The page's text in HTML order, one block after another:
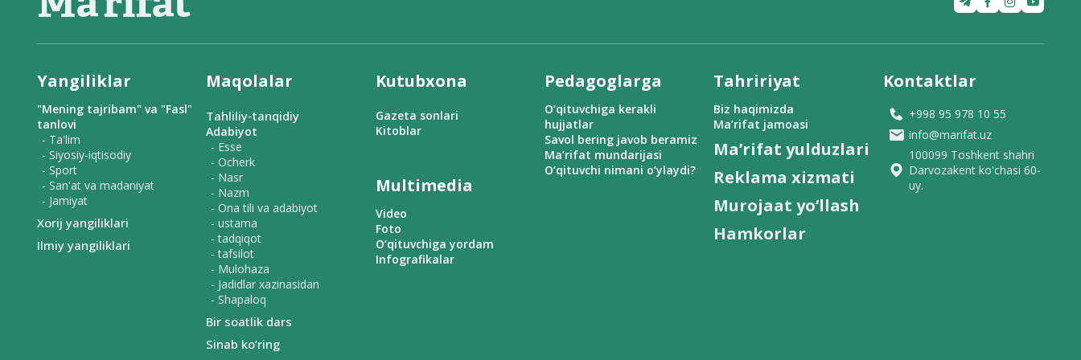
Yangiliklar
"Mening tajribam" va "Fasl"
tanlovi
- Ta'lim
- Siyosiy-iqtisodiy
- Sport
- San'at va madaniyat
- Jamiyat
Xorij yangiliklari
Ilmiy yangiliklari
Maqolalar
Tahliliy-tanqidiy
Adabiyot
- Esse
- Ocherk
- Nasr
- Nazm
- Ona tili va adabiyot
- ustama
- tadqiqot
- tafsilot
- Mulohaza
- Jadidlar xazinasidan
- Shapaloq
Bir soatlik dars
Sinab ko‘ring
Kutubxona
Gazeta sonlari
Kitoblar
Multimedia
Video
Foto
O‘qituvchiga yordam
Infografikalar
Pedagoglarga
O‘qituvchiga kerakli
hujjatlar
Savol bering javob beramiz
Ma’rifat mundarijasi
O‘qituvchi nimani o‘ylaydi?
Tahririyat
Biz haqimizda
Ma’rifat jamoasi
Ma’rifat yulduzlari
Reklama xizmati
Murojaat yo‘llash
Hamkorlar
Kontaktlar
+998 95 978 10 55
info@marifat.uz
100099 Toshkent shahri
Darvozakent ko'chasi 60-
uy.